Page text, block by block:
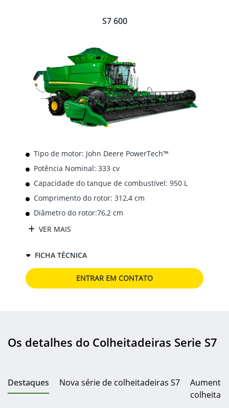
S7 600
Tipo de motor: John Deere PowerTech™
Potência Nominal: 333 cv
Capacidade do tanque de combustível: 950 L
Comprimento do rotor: 312,4 cm
Diâmetro do rotor:76,2 cm
VER MAIS
FICHA TÉCNICA
ENTRAR EM CONTATO
Os detalhes do Colheitadeiras Serie S7
Destaques Nova série de colheitadeiras S7
Aumente
colheita